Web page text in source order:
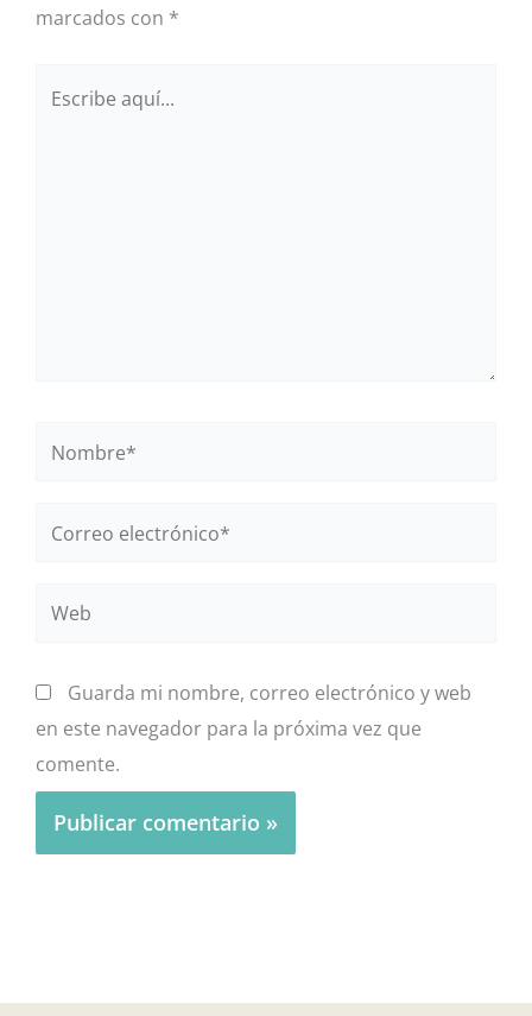
marcados con *
Nombre*
Web
Guarda mi nombre, correo electrónico y web
en este navegador para la próxima vez que
comente.